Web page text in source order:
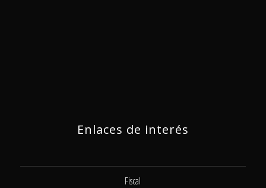
Enlaces de interés
Fiscal